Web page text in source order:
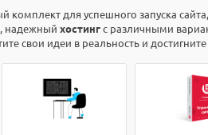
комплект для успешного запуска
, надежный хостингс различными
свои идеи в реальность и